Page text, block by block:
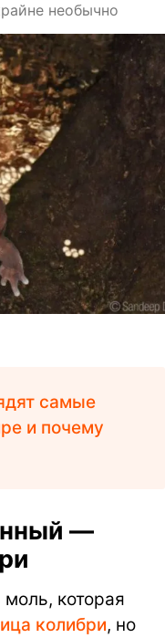
необычно
самые
и почему
—
которая
колибри, но